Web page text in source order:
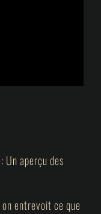
Un aperçu des
entrevoit ce que